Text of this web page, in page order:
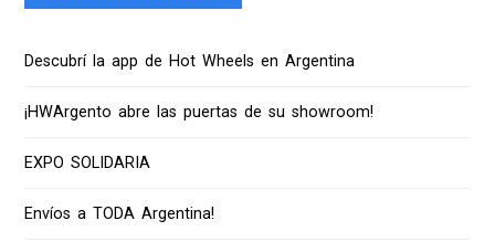
Descubrí la app de Hot Wheels en Argentina
¡HWArgento abre las puertas de su showroom!
EXPO SOLIDARIA
Envíos a TODA Argentina!